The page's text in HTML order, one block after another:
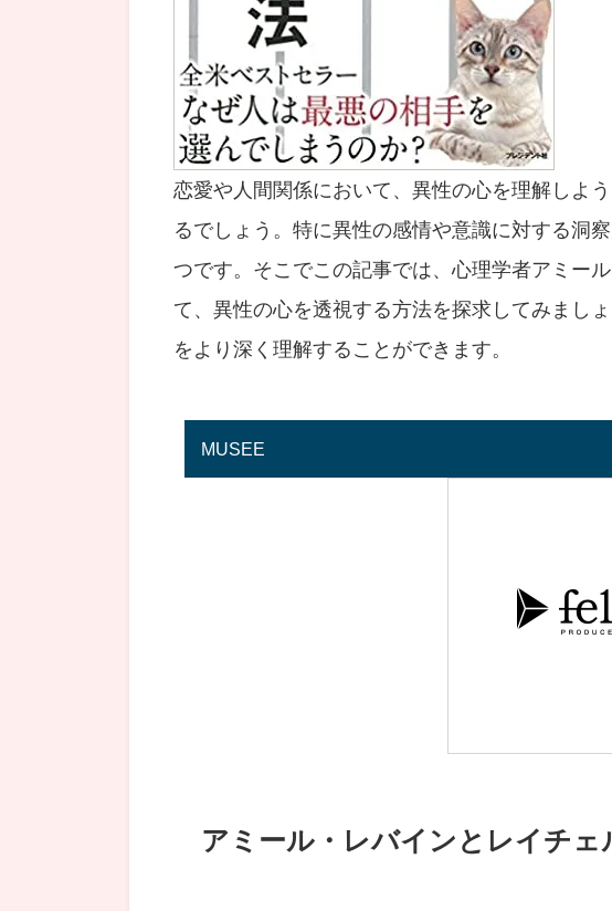
恋愛や人間関係において、異性の心を理解しよ
るでしょう。特に異性の感情や意識に対する洞
つです。そこでこの記事では、心理学者アミー
て、異性の心を透視する方法を探求してみまし
をより深く理解することができます。
MUSEE
アミール・レバインとレイチェ